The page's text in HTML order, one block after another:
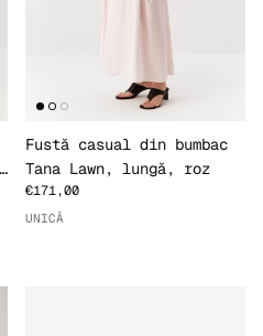
Fustă casual din bumbac
Tana Lawn, lungă, roz
€171,00
UNICĂ